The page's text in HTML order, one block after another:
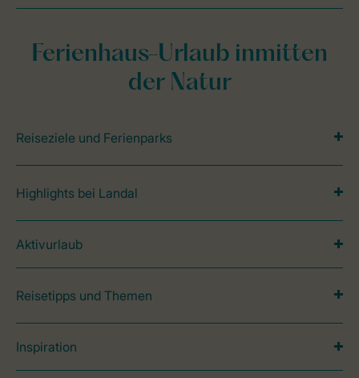
Ferienhaus-Urlaub inmitten
der Natur
Reiseziele und Ferienparks
Highlights bei Landal
Aktivurlaub
Reisetipps und Themen
Inspiration